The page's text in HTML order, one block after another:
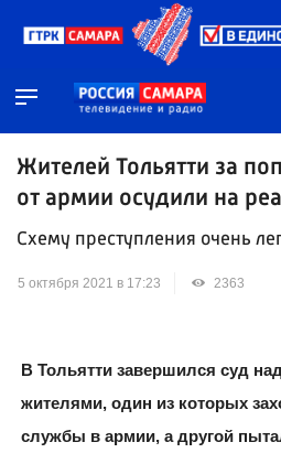
Жителей Тольятти за
от армии осудили на
Схему преступления очень
5 октября 2021 в 17:23 2363
В Тольятти завершился суд
жителями, один из которых
службы в армии, а другой